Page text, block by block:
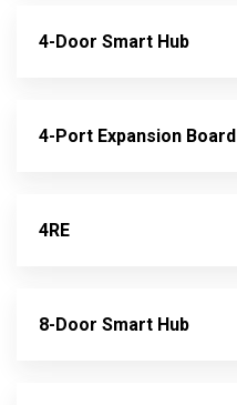
4-Door Smart Hub
4-Port Expansion Board
4RE
8-Door Smart Hub